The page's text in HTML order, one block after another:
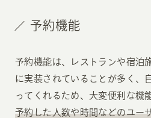
予約機能
予約機能は、レストランや宿泊
に実装されていることが多く、
ってくれるため、大変便利な機
予約した人数や時間などのユー